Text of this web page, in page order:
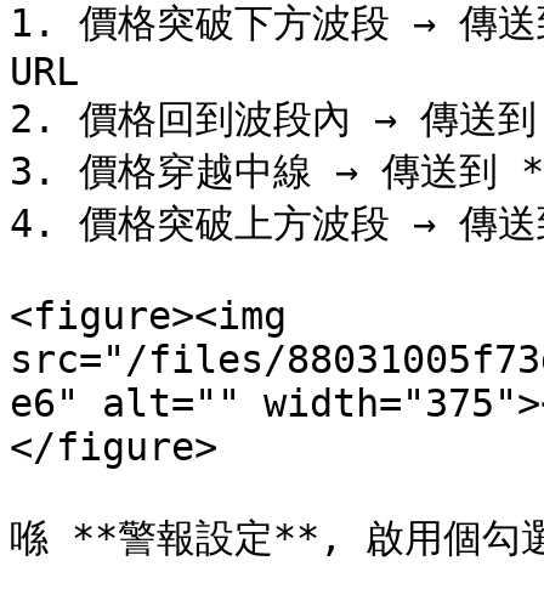
1. 價格突破下方波段 → 傳
URL
2. 價格回到波段內 → 傳送
3. 價格穿越中線 → 傳送到
4. 價格突破上方波段 → 傳
<figure><img
src="/files/
e6" alt=""
</figure>
喺 **警報設定**, 啟用個勾